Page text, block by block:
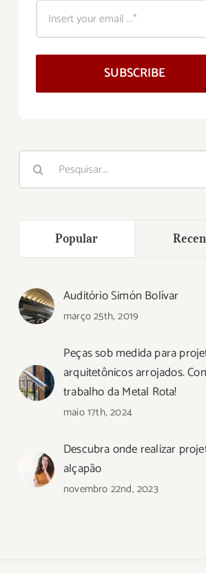
SUBSCRIBE
Buscar
resultados
Popular
Auditório Simón Bolívar
março 25th, 2019
Peças sob medida para
arquitetônicos arrojados.
trabalho da Metal Rota!
maio 17th, 2024
Descubra onde realizar
alçapão
novembro 22nd, 2023